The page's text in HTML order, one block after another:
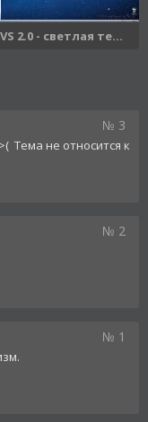
2.0 - светлая те...
№ 3
Тема не относится к
№ 2
№ 1